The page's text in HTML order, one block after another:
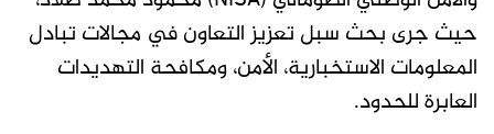
حيث جرى بحث سبل تعزيز التعاون في مجالات تبادل
المعلومات الاستخبارية، الأمن، ومكافحة التهديدات
العابرة للحدود.